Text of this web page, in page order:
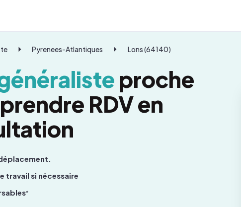
Pyrenees-Atlantiques Lons (64140)
proche
RDV en
travail si nécessaire
*